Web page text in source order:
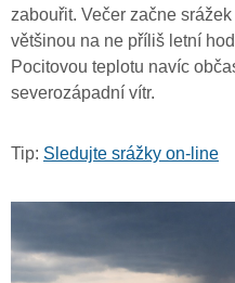
zabouřit. Večer začne
většinou na ne příliš letní
Pocitovou teplotu navíc
severozápadní vítr.
Tip: Sledujte srážky on-line